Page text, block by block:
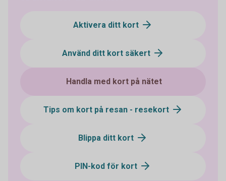
Aktivera ditt kort
Använd ditt kort säkert
Handla med kort på nätet
Tips om kort på resan - resekort
Blippa ditt kort
PIN-kod för kort